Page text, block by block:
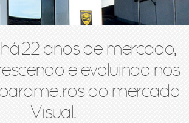
22 anos de mercado,
e evoluindo nos
do mercado
Visual.